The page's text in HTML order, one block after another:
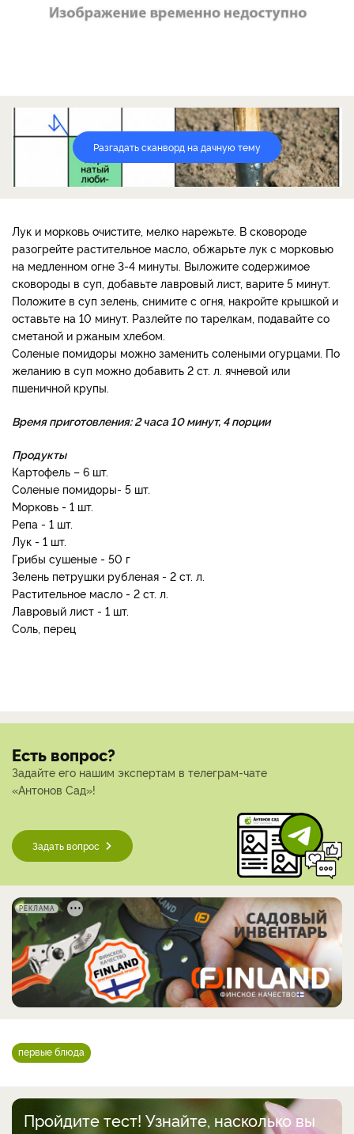
Разгадать сканворд на дачную тему
Лук и морковь очистите, мелко нарежьте. В сковороде
разогрейте растительное масло, обжарьте лук с морковью
на медленном огне 3-4 минуты. Выложите содержимое
сковороды в суп, добавьте лавровый лист, варите 5 минут.
Положите в суп зелень, снимите с огня, накройте крышкой и
оставьте на 10 минут. Разлейте по тарелкам, подавайте со
сметаной и ржаным хлебом.
Соленые помидоры можно заменить солеными огурцами. По
желанию в суп можно добавить 2 ст. л. ячневой или
пшеничной крупы.
Время приготовления: 2 часа 10 минут, 4 порции
Продукты
Картофель – 6 шт.
Соленые помидоры- 5 шт.
Морковь - 1 шт.
Репа - 1 шт.
Лук - 1 шт.
Грибы сушеные - 50 г
Зелень петрушки рубленая - 2 ст. л.
Растительное масло - 2 ст. л.
Лавровый лист - 1 шт.
Соль, перец
Есть вопрос?
Задайте его нашим экспертам в телеграм-чате
«Антонов Сад»!
Задать вопрос
РЕКЛАМА
первые блюда
Пройдите тест! Узнайте, насколько вы